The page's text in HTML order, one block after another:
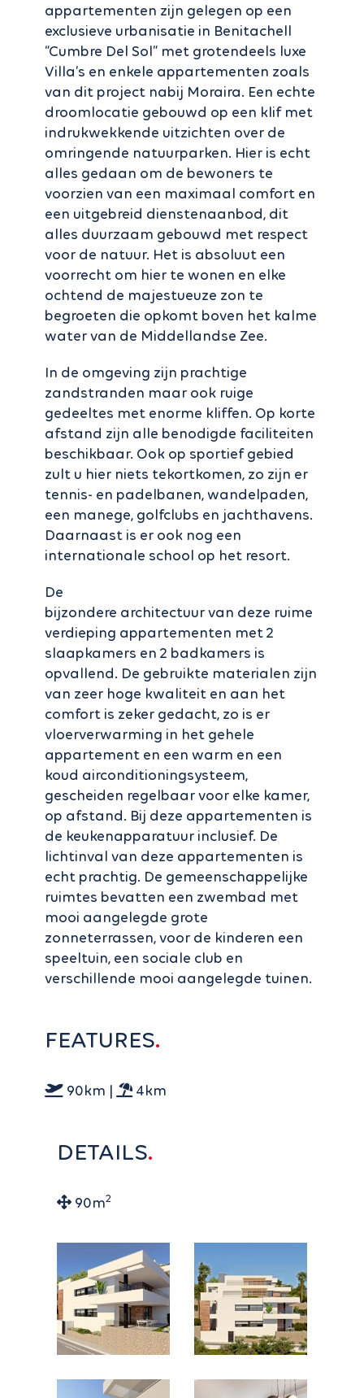
appartementen zijn gelegen op een
exclusieve urbanisatie in Benitachell
“Cumbre Del Sol” met grotendeels luxe
Villa’s en enkele appartementen zoals
van dit project nabij Moraira. Een echte
droomlocatie gebouwd op een klif met
indrukwekkende uitzichten over de
omringende natuurparken. Hier is echt
alles gedaan om de bewoners te
voorzien van een maximaal comfort en
een uitgebreid dienstenaanbod, dit
alles duurzaam gebouwd met respect
voor de natuur. Het is absoluut een
voorrecht om hier te wonen en elke
ochtend de majestueuze zon te
begroeten die opkomt boven het kalme
water van de Middellandse Zee.
In de omgeving zijn prachtige
zandstranden maar ook ruige
gedeeltes met enorme kliffen. Op korte
afstand zijn alle benodigde faciliteiten
beschikbaar. Ook op sportief gebied
zult u hier niets tekortkomen, zo zijn er
tennis- en padelbanen, wandelpaden,
een manege, golfclubs en jachthavens.
Daarnaast is er ook nog een
internationale school op het resort.
De
bijzondere architectuur van deze ruime
verdieping appartementen met 2
slaapkamers en 2 badkamers is
opvallend. De gebruikte materialen zijn
van zeer hoge kwaliteit en aan het
comfort is zeker gedacht, zo is er
vloerverwarming in het gehele
appartement en een warm en een
koud airconditioningsysteem,
gescheiden regelbaar voor elke kamer,
op afstand. Bij deze appartementen is
de keukenapparatuur inclusief. De
lichtinval van deze appartementen is
echt prachtig. De gemeenschappelijke
ruimtes bevatten een zwembad met
mooi aangelegde grote
zonneterrassen, voor de kinderen een
speeltuin, een sociale club en
verschillende mooi aangelegde tuinen.
FEATURES
90km | 4km
DETAILS
90m2